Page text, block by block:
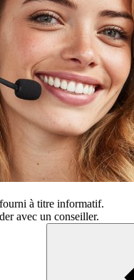
à titre informatif.
avec un conseiller.